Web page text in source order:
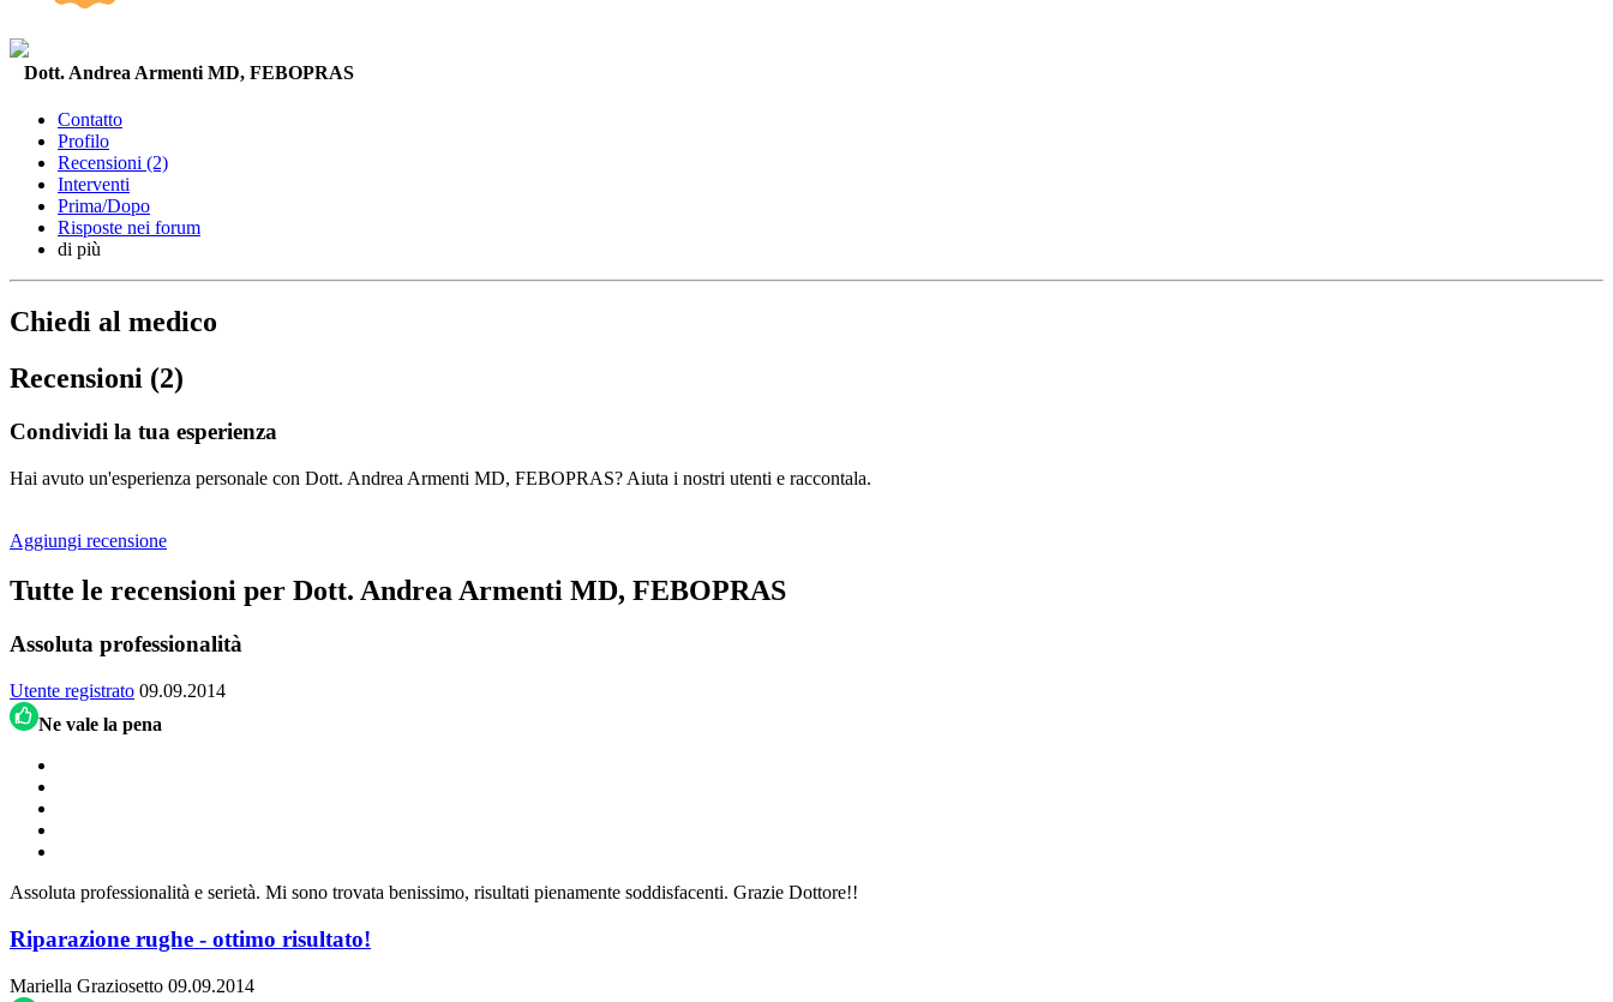
Dott. Andrea Armenti MD, FEBOPRAS
Contatto
Profilo
Recensioni (2)
Interventi
Prima/Dopo
Risposte nei forum
di più
Chiedi al medico
Recensioni (2)
Condividi la tua esperienza
Hai avuto un'esperienza personale con Dott. Andrea Armenti MD, FEBOPRAS? Aiuta i nostri utenti e raccontala.
Aggiungi recensione
Tutte le recensioni per Dott. Andrea Armenti MD, FEBOPRAS
Assoluta professionalità
Utente registrato 09.09.2014
Ne vale la pena
Assoluta professionalità e serietà. Mi sono trovata benissimo, risultati pienamente soddisfacenti. Grazie Dottore!!
Riparazione rughe - ottimo risultato!
Mariella Graziosetto 09.09.2014